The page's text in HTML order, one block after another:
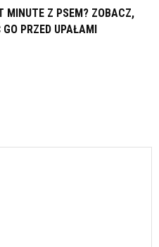
MINUTE Z PSEM? ZOBACZ,
PRZED UPAŁAMI